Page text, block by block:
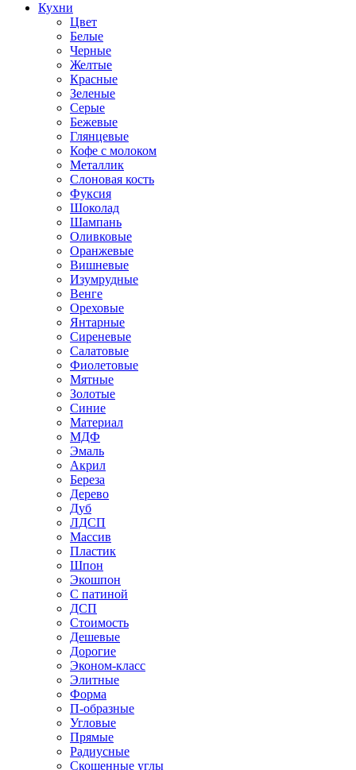
Кухни
Цвет
Белые
Черные
Желтые
Красные
Зеленые
Серые
Бежевые
Глянцевые
Кофе с молоком
Металлик
Слоновая кость
Фуксия
Шоколад
Шампань
Оливковые
Оранжевые
Вишневые
Изумрудные
Венге
Ореховые
Янтарные
Сиреневые
Салатовые
Фиолетовые
Мятные
Золотые
Синие
Материал
МДФ
Эмаль
Акрил
Береза
Дерево
Дуб
ЛДСП
Массив
Пластик
Шпон
Экошпон
С патиной
ДСП
Стоимость
Дешевые
Дорогие
Эконом-класс
Элитные
Форма
П-образные
Угловые
Прямые
Радиусные
Скошенные углы